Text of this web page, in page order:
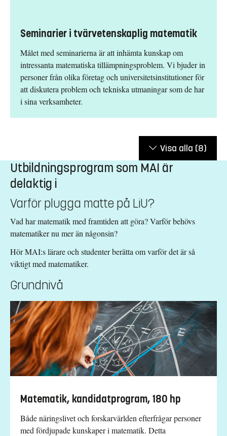
Seminarier i tvärvetenskaplig matematik
Målet med seminarierna är att inhämta kunskap om
intressanta matematiska tillämpningsproblem. Vi bjuder in
personer från olika företag och universitetsinstitutioner för
att diskutera problem och tekniska utmaningar som de har
i sina verksamheter.
Visa alla (8)
Utbildningsprogram som MAI är
delaktig i
Varför plugga matte på LiU?
Vad har matematik med framtiden att göra? Varför behövs
matematiker nu mer än någonsin?
Hör MAI:s lärare och studenter berätta om varför det är så
viktigt med matematiker.
Grundnivå
Matematik, kandidatprogram, 180 hp
Både näringslivet och forskarvärlden efterfrågar personer
med fördjupade kunskaper i matematik. Detta